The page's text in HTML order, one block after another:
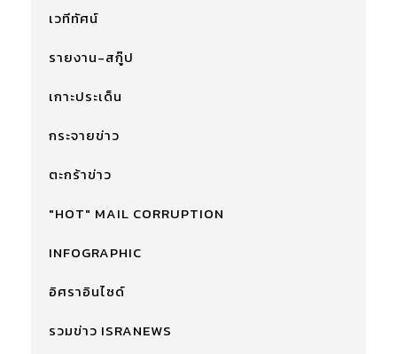
เวทีทัศน์
รายงาน-สกู๊ป
เกาะประเด็น
กระจายข่าว
ตะกร้าข่าว
"HOT" MAIL CORRUPTION
INFOGRAPHIC
อิศราอินไซด์
รวมข่าว ISRANEWS